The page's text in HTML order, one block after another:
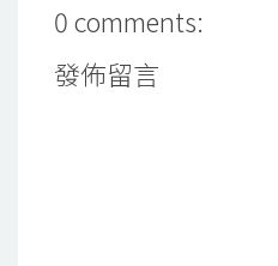
0 comments:
發佈留言